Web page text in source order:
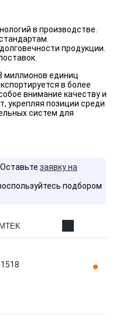
в производстве.
продукции.
миллионов единиц
в более
внимание качеству и
укрепляя позиции среди
систем для
заявку на
подбором